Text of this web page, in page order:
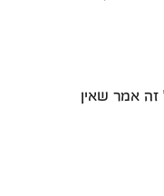
זה אמר שאין